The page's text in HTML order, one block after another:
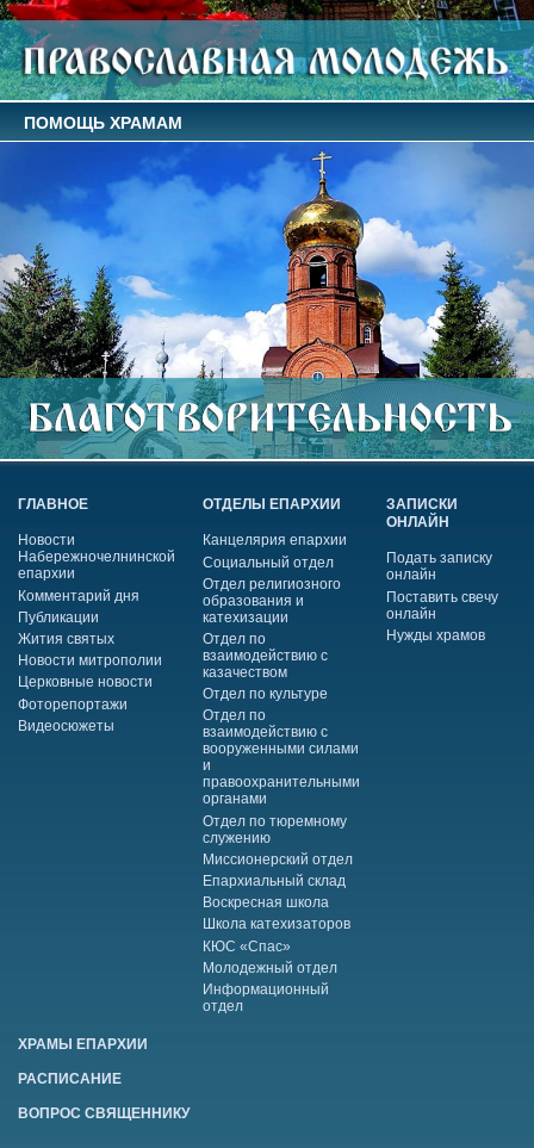
ПОМОЩЬ ХРАМАМ
ГЛАВНОЕ
Новости
Набережночелнинской
епархии
Комментарий дня
Публикации
Жития святых
Новости митрополии
Церковные новости
Фоторепортажи
Видеосюжеты
ОТДЕЛЫ ЕПАРХИИ
Канцелярия епархии
Социальный отдел
Отдел религиозного
образования и
катехизации
Отдел по
взаимодействию с
казачеством
Отдел по культуре
Отдел по
взаимодействию с
вооруженными силами
и
правоохранительными
органами
Отдел по тюремному
служению
Миссионерский отдел
Епархиальный склад
Воскресная школа
Школа катехизаторов
КЮС «Спас»
Молодежный отдел
Информационный
отдел
ЗАПИСКИ
ОНЛАЙН
Подать записку
онлайн
Поставить свечу
онлайн
Нужды храмов
ХРАМЫ ЕПАРХИИ
РАСПИСАНИЕ
ВОПРОС СВЯЩЕННИКУ